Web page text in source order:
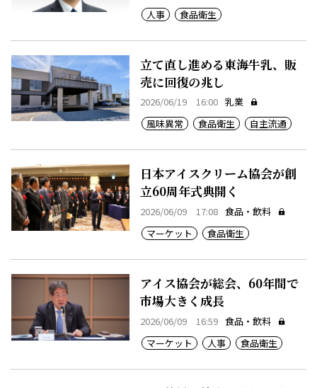
人事
食品衛生
立て直し進める東海牛乳、販
売に回復の兆し
2026/06/19 16:00 乳業
風味異常
食品衛生 自主流通
日本アイスクリーム協会が創
立60周年式典開く
2026/06/09 17:08 食品・飲料
マーケット
食品衛生
アイス協会が総会、60年間で
市場大きく成長
2026/06/09 16:59 食品・飲料
マーケット
人事 食品衛生